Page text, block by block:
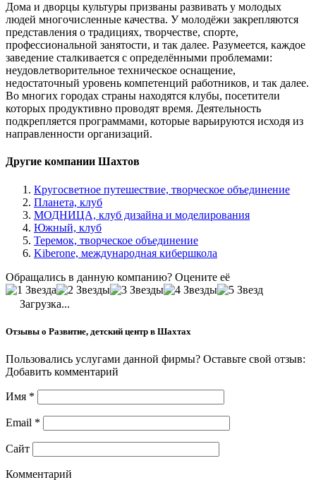
Дома и дворцы культуры призваны развивать у молодых
людей многочисленные качества. У молодёжи закрепляются
представления о традициях, творчестве, спорте,
профессиональной занятости, и так далее. Разумеется, каждое
заведение сталкивается с определёнными проблемами:
неудовлетворительное техническое оснащение,
недостаточный уровень компетенций работников, и так далее.
Во многих городах страны находятся клубы, посетители
которых продуктивно проводят время. Деятельность
подкрепляется программами, которые варьируются исходя из
направленности организаций.
Другие компании Шахтов
Кругосветное путешествие, творческое объединение
Планета, клуб
МОДНИЦА, клуб дизайна и моделирования
Южный, клуб
Теремок, творческое объединение
Kiberone, международная кибершкола
Обращались в данную компанию? Оцените её
Загрузка...
Отзывы о Развитие, детский центр в Шахтах
Пользовались услугами данной фирмы? Оставьте свой отзыв:
Добавить комментарий
Имя *
Email *
Сайт
Комментарий